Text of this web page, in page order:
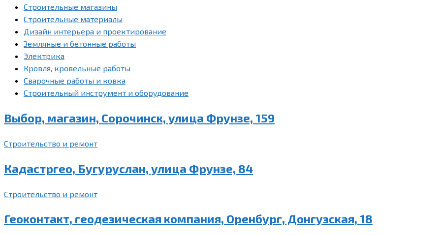
Строительные магазины
Строительные материалы
Дизайн интерьера и проектирование
Земляные и бетонные работы
Электрика
Кровля, кровельные работы
Сварочные работы и ковка
Строительный инструмент и оборудование
Выбор, магазин, Сорочинск, улица Фрунзе, 159
Строительство и ремонт
Кадастргео, Бугуруслан, улица Фрунзе, 84
Строительство и ремонт
Геоконтакт, геодезическая компания, Оренбург, Донгузская, 18